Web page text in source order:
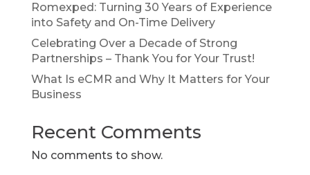
Romexped: Turning 30 Years of Experience
into Safety and On-Time Delivery
Celebrating Over a Decade of Strong
Partnerships – Thank You for Your Trust!
What Is eCMR and Why It Matters for Your
Business
Recent Comments
No comments to show.